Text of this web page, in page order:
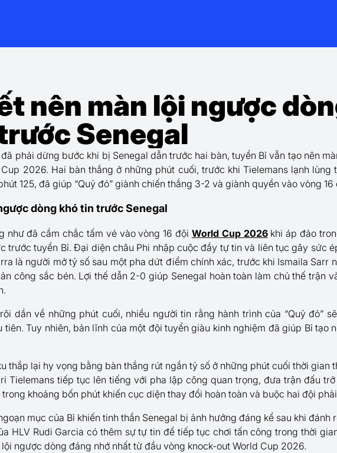
nên màn lội ngược
Senegal
phải dừng bước khi bị Senegal dẫn trước hai bàn, tuyển Bỉ vẫn tạo nên
2026. Hai bàn thắng ở những phút cuối, trước khi Tielemans lạnh lùng
125, đã giúp “Quỷ đỏ” giành chiến thắng 3-2 và giành quyền vào vòng
dòng khó tin trước Senegal
như đã cầm chắc tấm vé vào vòng 16 đội World Cup 2026khi áp đảo
trước tuyển Bỉ. Đại diện châu Phi nhập cuộc đầy tự tin và liên tục gây sức
là người mở tỷ số sau một pha dứt điểm chính xác, trước khi Ismaila Sarr
công sắc bén. Lợi thế dẫn 2-0 giúp Senegal hoàn toàn làm chủ thế trận
dần về những phút cuối, nhiều người tin rằng hành trình của “Quỷ đỏ”
tiên. Tuy nhiên, bản lĩnh của một đội tuyển giàu kinh nghiệm đã giúp Bỉ tạo
thắp lại hy vọng bằng bàn thắng rút ngắn tỷ số ở những phút cuối thời gian
Tielemans tiếp tục lên tiếng với pha lập công quan trọng, đưa trận đấu
khoảng bốn phút khiến cục diện thay đổi hoàn toàn và buộc hai đội
mục của Bỉ khiến tinh thần Senegal bị ảnh hưởng đáng kể sau khi đánh
HLV Rudi Garcia có thêm sự tự tin để tiếp tục chơi tấn công trong thời
ngược dòng đáng nhớ nhất từ đầu vòng knock-out World Cup 2026.